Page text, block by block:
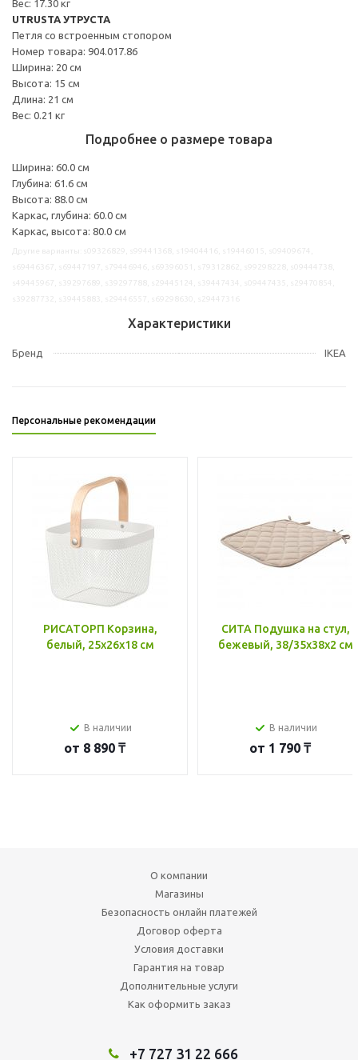
Вес: 17.30 кг
UTRUSTA УТРУСТА
Петля со встроенным стопором
Номер товара: 904.017.86
Ширина: 20 см
Высота: 15 см
Длина: 21 см
Вес: 0.21 кг
Подробнее о размере товара
Ширина: 60.0 см
Глубина: 61.6 см
Высота: 88.0 см
Каркас, глубина: 60.0 см
Каркас, высота: 80.0 см
Характеристики
Бренд IKEA
Персональные рекомендации
РИСАТОРП Корзина,
белый, 25x26x18 см
В наличии
от 8 890 ₸
СИТА Подушка на стул,
бежевый, 38/35x38x2 см
В наличии
от 1 790 ₸
О компании
Магазины
Безопасность онлайн платежей
Договор оферта
Условия доставки
Гарантия на товар
Дополнительные услуги
Как оформить заказ
+7 727 31 22 666